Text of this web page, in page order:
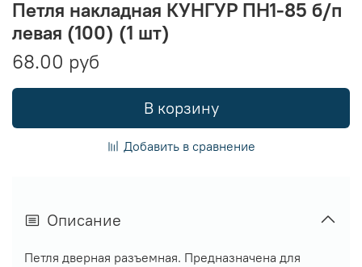
Петля накладная КУНГУР ПН1-85 б/п
левая (100) (1 шт)
68.00 руб
В корзину
Добавить в сравнение
Описание
Петля дверная разъемная. Предназначена для